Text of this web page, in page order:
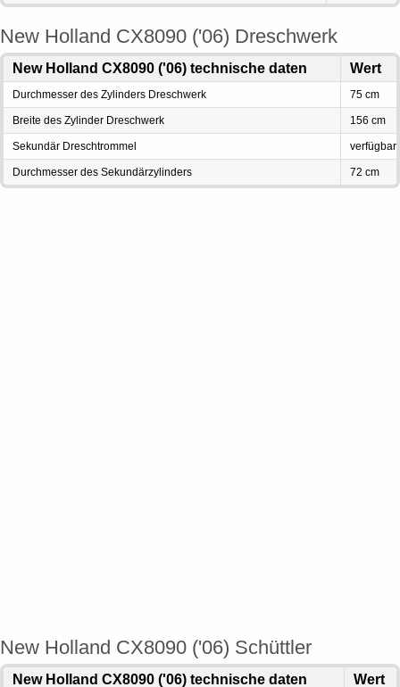
New Holland CX8090 ('06) Dreschwerk
New Holland CX8090 ('06) technische daten Wert
Durchmesser des Zylinders Dreschwerk 75 cm
Breite des Zylinder Dreschwerk 156 cm
Sekundär Dreschtrommel verfügbar
Durchmesser des Sekundärzylinders 72 cm
New Holland CX8090 ('06) Schüttler
New Holland CX8090 ('06) technische daten Wert